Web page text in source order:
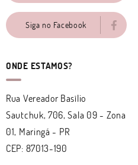
Siga no Facebook
ONDE ESTAMOS?
Rua Vereador Basílio
Sautchuk, 706, Sala 09 - Zona
01, Maringá - PR
CEP: 87013-190